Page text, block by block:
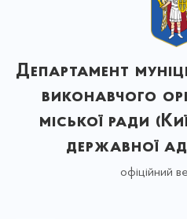
Департамент
виконавчого
міської ради
державної
офіційний